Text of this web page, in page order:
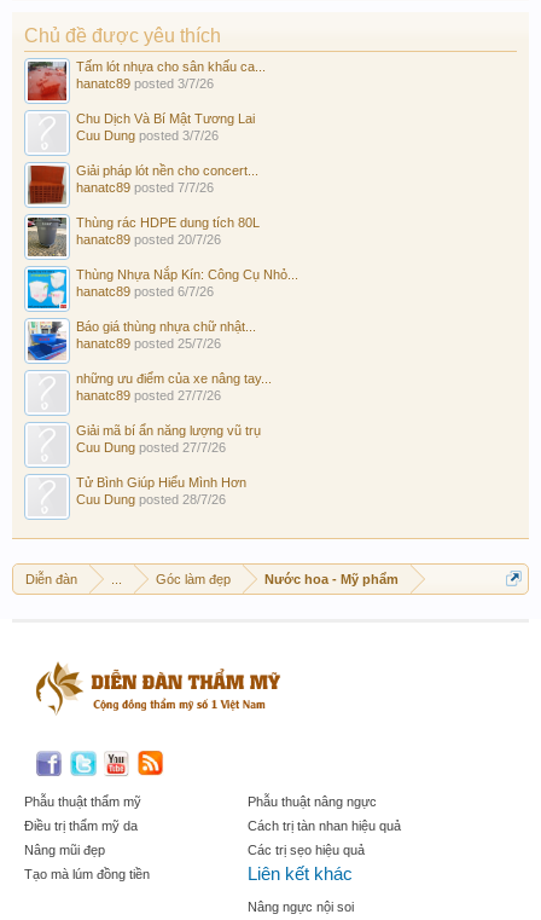
Chủ đề được yêu thích
Tấm lót nhựa cho sân khấu ca...
hanatc89 posted 3/7/26
Chu Dịch Và Bí Mật Tương Lai
Cuu Dung posted 3/7/26
Giải pháp lót nền cho concert...
hanatc89 posted 7/7/26
Thùng rác HDPE dung tích 80L
hanatc89 posted 20/7/26
Thùng Nhựa Nắp Kín: Công Cụ Nhỏ...
hanatc89 posted 6/7/26
Báo giá thùng nhựa chữ nhật...
hanatc89 posted 25/7/26
những ưu điểm của xe nâng tay...
hanatc89 posted 27/7/26
Giải mã bí ẩn năng lượng vũ trụ
Cuu Dung posted 27/7/26
Tử Bình Giúp Hiểu Mình Hơn
Cuu Dung posted 28/7/26
Diễn đàn Góc làm đẹp Nước hoa - Mỹ phẩm
Phẫu thuật thẩm mỹ
Điều trị thẩm mỹ da
Nâng mũi đẹp
Tạo mà lúm đồng tiền
Phẫu thuật nâng ngực
Cách trị tàn nhan hiệu quả
Các trị sẹo hiệu quả
Liên kết khác
Nâng ngực nội soi